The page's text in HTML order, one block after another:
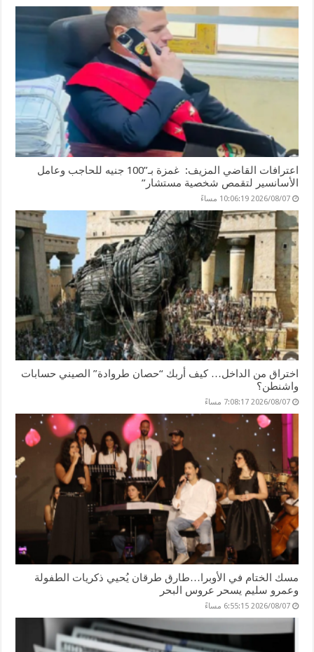
اعترافات القاضي المزيف: غمزة بـ”100 جنيه للحاجب وعامل
الأسانسير لتقمص شخصية مستشار”
2026/08/07 10:06:19 مساءً
اختراق من الداخل… كيف أربك “حصان طروادة” الصيني حسابات
واشنطن؟
2026/08/07 7:08:17 مساءً
مسك الختام في الأوبرا…طارق طرقان يُحيي ذكريات الطفولة
وعمرو سليم يسحر عروس البحر
2026/08/07 6:55:15 مساءً